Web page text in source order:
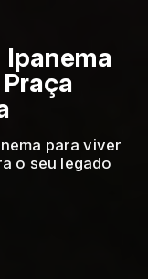
Ipanema
para viver
o seu legado